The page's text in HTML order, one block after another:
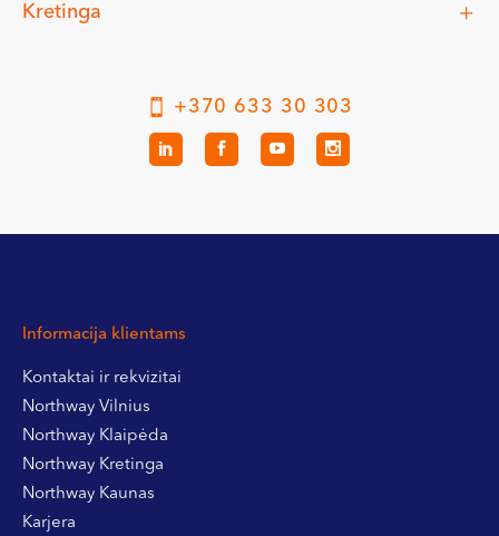
Kretinga
+370 633 30 303
Informacija klientams
Kontaktai ir rekvizitai
Northway Vilnius
Northway Klaipėda
Northway Kretinga
Northway Kaunas
Karjera